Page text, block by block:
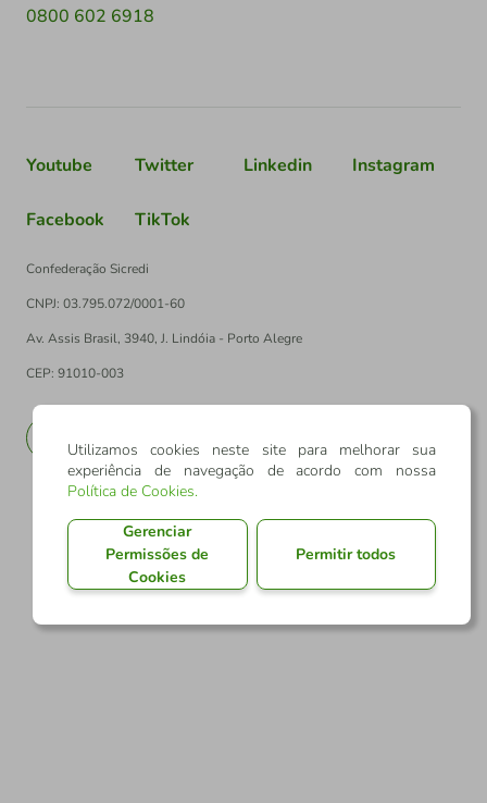
0800 602 6918
Youtube Twitter Linkedin Instagram
Facebook TikTok
Confederação Sicredi
CNPJ: 03.795.072/0001-60
Av. Assis Brasil, 3940, J. Lindóia - Porto Alegre
CEP: 91010-003
Utilizamos cookies neste site para melhorar sua
experiência de navegação de acordo com nossa
Política de Cookies.
Gerenciar
Permissões de
Cookies
Permitir todos